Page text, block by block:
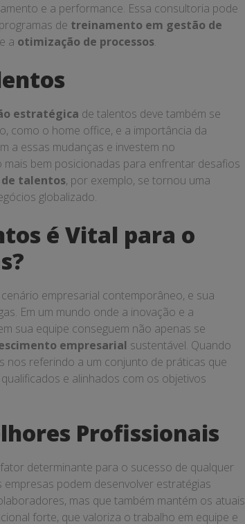
e a performance. Essa consultoria pode
de treinamento em gestão de
e a otimização de processos.
estratégica de talentos deve também se
como o home office, e a importância da
a essas mudanças e investem no
bem posicionadas para enfrentar desafios
talentos, por exemplo, se tornou uma
globalizado.
é Vital para o
empresarial contemporâneo, e sua
Em um mundo onde a inovação e a
sua equipe conseguem não apenas se
empresarial sustentável. Quando
nos referindo a um conjunto de práticas que
e alinhados com os objetivos
Profissionais
determinante para o sucesso de qualquer
empresas podem desenvolver estratégias
mas que também mantém os atuais
forte, que valoriza o trabalho em equipe e